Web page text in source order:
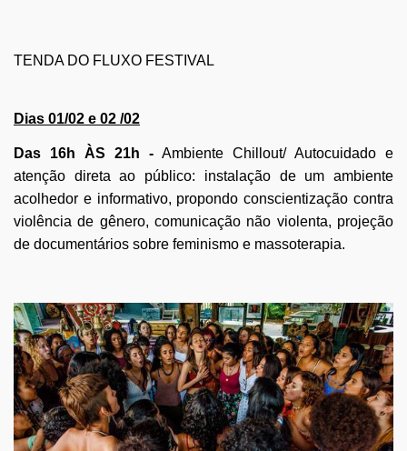
TENDA DO FLUXO FESTIVAL
Dias 01/02 e 02 /02
Das 16h ÀS 21h -Ambiente Chillout/ Autocuidado e
atenção direta ao público: instalação de um ambiente
acolhedor e informativo, propondo conscientização contra
violência de gênero, comunicação não violenta, projeção
de documentários sobre feminismo e massoterapia.